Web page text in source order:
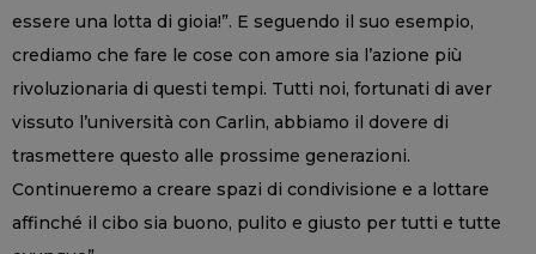
essere una lotta di gioia!”. E seguendo il suo esempio,
crediamo che fare le cose con amore sia l’azione più
rivoluzionaria di questi tempi. Tutti noi, fortunati di aver
vissuto l’università con Carlin, abbiamo il dovere di
trasmettere questo alle prossime generazioni.
Continueremo a creare spazi di condivisione e a lottare
affinché il cibo sia buono, pulito e giusto per tutti e tutte